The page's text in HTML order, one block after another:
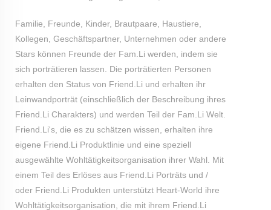
Familie, Freunde, Kinder, Brautpaare, Haustiere,
Kollegen, Geschäftspartner, Unternehmen oder andere
Stars können Freunde der Fam.Li werden, indem sie
sich porträtieren lassen. Die porträtierten Personen
erhalten den Status von Friend.Li und erhalten ihr
Leinwandporträt (einschließlich der Beschreibung ihres
Friend.Li Charakters) und werden Teil der Fam.Li Welt.
Friend.Li's, die es zu schätzen wissen, erhalten ihre
eigene Friend.Li Produktlinie und eine speziell
ausgewählte Wohltätigkeitsorganisation ihrer Wahl. Mit
einem Teil des Erlöses aus Friend.Li Porträts und /
oder Friend.Li Produkten unterstützt Heart-World ihre
Wohltätigkeitsorganisation, die mit ihrem Friend.Li